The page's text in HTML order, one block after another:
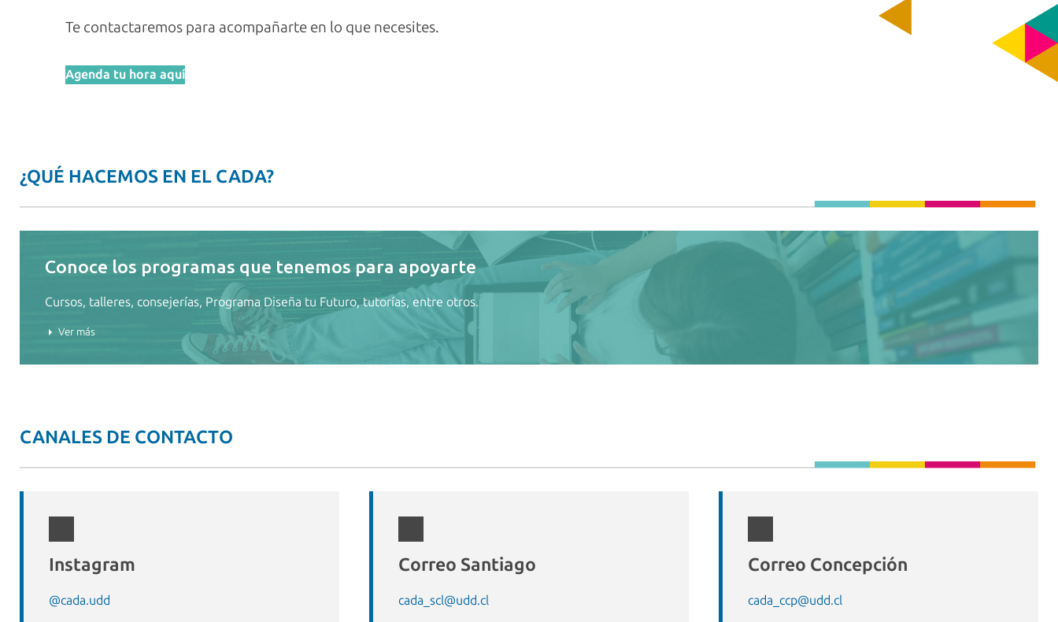
Te contactaremos para acompañarte en lo que necesites.
Agenda tu hora aquí
¿QUÉ HACEMOS EN EL CADA?
Conoce los programas que tenemos para apoyarte
Cursos, talleres, consejerías, Programa Diseña tu Futuro, tutorías, entre otros.
Ver más
CANALES DE CONTACTO
Instagram
@cada.udd
Correo Santiago
cada_scl@udd.cl
Correo Concepción
cada_ccp@udd.cl